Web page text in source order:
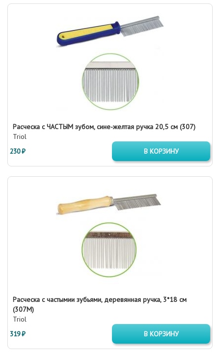
Расческа с ЧАСТЫМ зубом, сине-желтая ручка 20,5 см (307)
Triol
230 ₽
В КОРЗИНУ
Расческа с частымии зубьями, деревянная ручка, 3*18 см
(307М)
Triol
319 ₽
В КОРЗИНУ